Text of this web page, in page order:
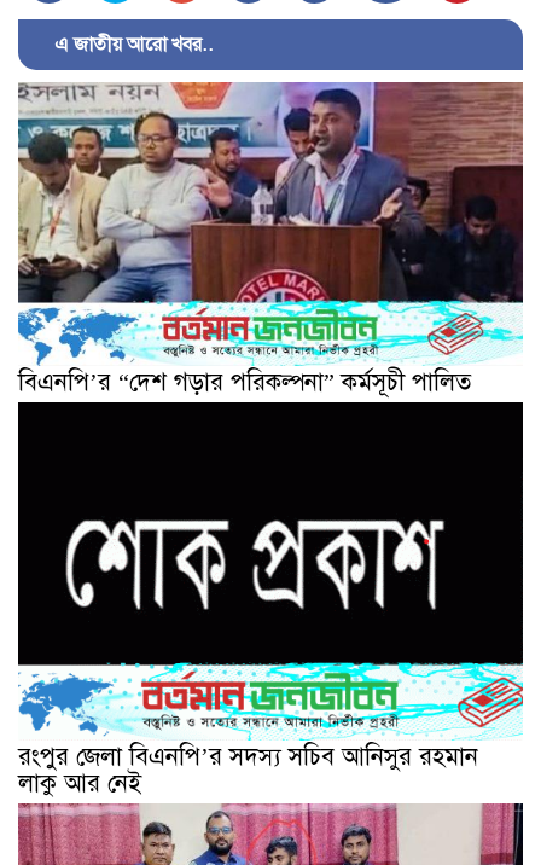
এ জাতীয় আরো খবর..
বিএনপি’র “দেশ গড়ার পরিকল্পনা” কর্মসূচী পালিত
রংপুর জেলা বিএনপি’র সদস্য সচিব আনিসুর রহমান
লাকু আর নেই